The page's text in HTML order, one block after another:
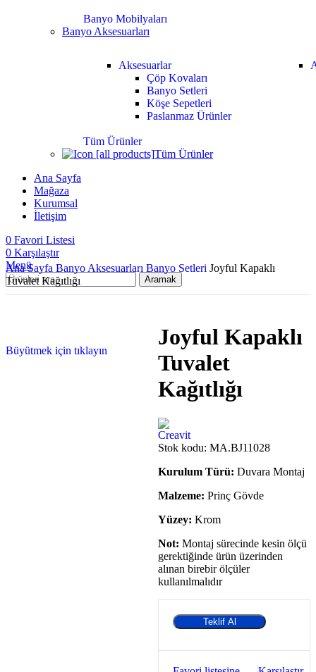
Banyo Mobilyaları
Banyo Aksesuarları
Aksesuarlar
Çöp Kovaları
Banyo Setleri
Köşe Sepetleri
Paslanmaz Ürünler
Tüm Ürünler
Tüm Ürünler
Ana Sayfa
Mağaza
Kurumsal
İletişim
0 Favori Listesi
0 Karşılaştır
Menü
Aramak
Ana Sayfa Banyo Aksesuarları Banyo Setleri Joyful Kapaklı
Tuvalet Kağıtlığı
Büyütmek için tıklayın
Joyful Kapaklı
Tuvalet
Kağıtlığı
Stok kodu: MA.BJ11028
Kurulum Türü: Duvara Montaj
Malzeme: Prinç Gövde
Yüzey: Krom
Not: Montaj sürecinde kesin ölçü
gerektiğinde ürün üzerinden
alınan birebir ölçüler
kullanılmalıdır
Teklif Al